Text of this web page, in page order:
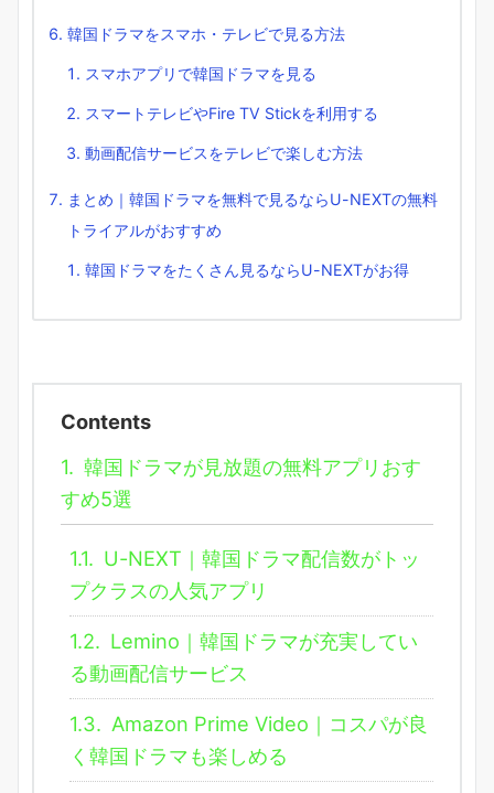
韓国ドラマをスマホ・テレビで見る方法
スマホアプリで韓国ドラマを見る
スマートテレビやFire TV Stickを利用する
動画配信サービスをテレビで楽しむ方法
まとめ｜韓国ドラマを無料で見るならU-NEXTの無料
トライアルがおすすめ
韓国ドラマをたくさん見るならU-NEXTがお得
Contents
1. 韓国ドラマが見放題の無料アプリおす
すめ5選
1.1. U-NEXT｜韓国ドラマ配信数がトッ
プクラスの人気アプリ
1.2. Lemino｜韓国ドラマが充実してい
る動画配信サービス
1.3. Amazon Prime Video｜コスパが良
く韓国ドラマも楽しめる